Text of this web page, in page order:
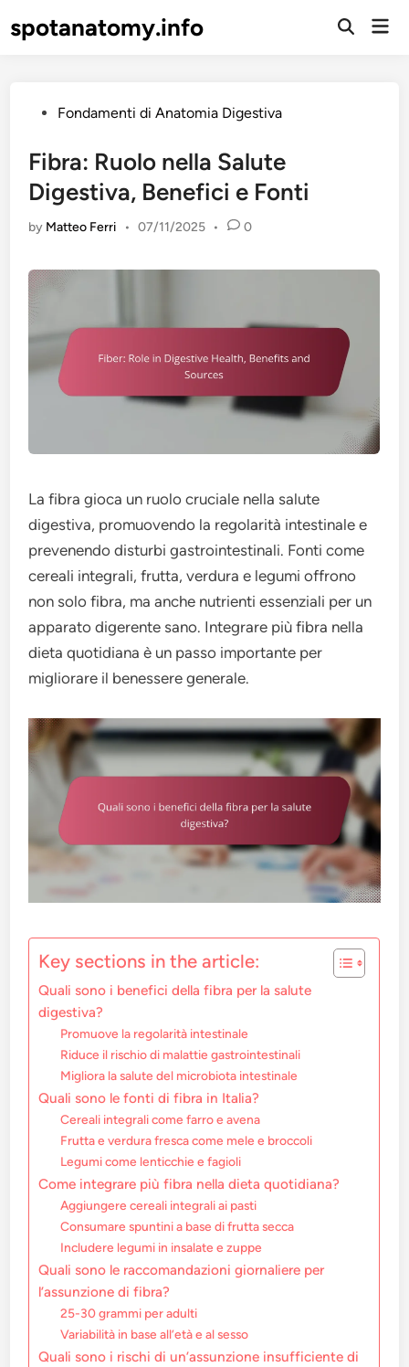
tospotanatomy.info
Open
PostedFondamenti di Anatomia Digestiva
Fibra: Ruolo nella Salute
Digestiva, Benefici e Fonti
by Matteo Ferri • 07/11/2025 • 0
La fibra gioca un ruolo cruciale nella salute
digestiva, promuovendo la regolarità intestinale e
prevenendo disturbi gastrointestinali. Fonti come
cereali integrali, frutta, verdura e legumi offrono
non solo fibra, ma anche nutrienti essenziali per un
apparato digerente sano. Integrare più fibra nella
dieta quotidiana è un passo importante per
migliorare il benessere generale.
Key sections in the article:
Quali sono i benefici della fibra per la salute
digestiva?
Promuove la regolarità intestinale
Riduce il rischio di malattie gastrointestinali
Migliora la salute del microbiota intestinale
Quali sono le fonti di fibra in Italia?
Cereali integrali come farro e avena
Frutta e verdura fresca come mele e broccoli
Legumi come lenticchie e fagioli
Come integrare più fibra nella dieta quotidiana?
Aggiungere cereali integrali ai pasti
Consumare spuntini a base di frutta secca
Includere legumi in insalate e zuppe
Quali sono le raccomandazioni giornaliere per
l’assunzione di fibra?
25-30 grammi per adulti
Variabilità in base all’età e al sesso
Quali sono i rischi di un’assunzione insufficiente di